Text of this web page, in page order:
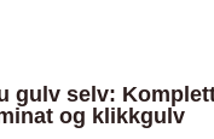
gulv selv:
og klikkgulv